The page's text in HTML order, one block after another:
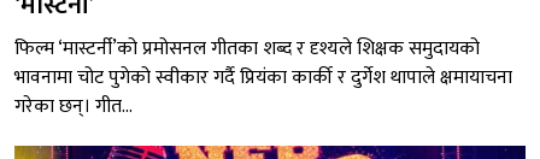
फिल्म ‘मास्टर्नी’को प्रमोसनल गीतका शब्द र दृश्यले शिक्षक समुदायको
भावनामा चोट पुगेको स्वीकार गर्दै प्रियंका कार्की र दुर्गेश थापाले क्षमायाचना
गरेका छन्। गीत...